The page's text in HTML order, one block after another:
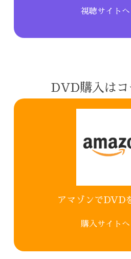
視聴サイトへ
DVD購入はコ
アマゾンでDVD
購入サイトへ